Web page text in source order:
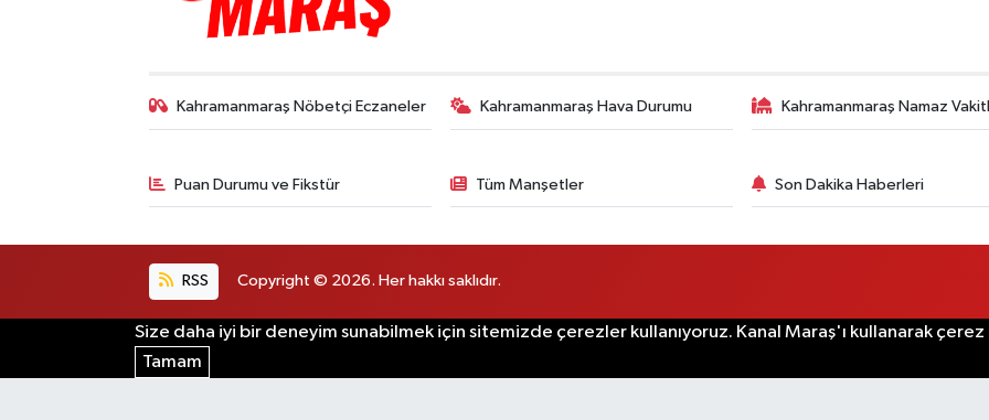
Kahramanmaraş Nöbetçi Eczaneler Kahramanmaraş Hava Durumu Kahramanmaraş Namaz
Puan Durumu ve Fikstür Tüm Manşetler Son Dakika Haberleri
RSS Copyright © 2026. Her hakkı saklıdır.
Size daha iyi bir deneyim sunabilmek için sitemizde çerezler kullanıyoruz. Kanal Maraş'ı kullanarak çerez
Tamam